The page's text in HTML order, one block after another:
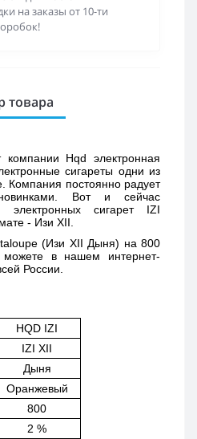
на заказы от 10-ти
товара
Hqd электронная
сигареты одни из
Компания постоянно радует
Вот и сейчас
электронных сигарет IZI
- Изи XII.
(Изи XII Дыня) на 800
в нашем интернет-
России.
HQD IZI
IZI XII
Дыня
Оранжевый
800
2 %